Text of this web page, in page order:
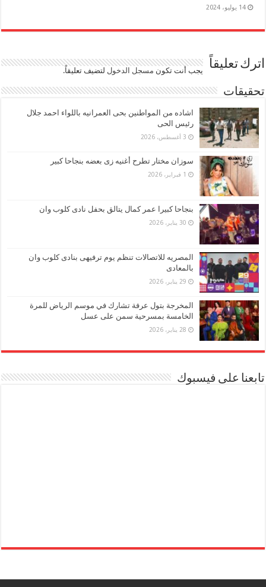
14 يوليو، 2024
اترك تعليقاً يجب أنت تكون مسجل الدخول لتضيف تعليقاً.
تحقيقات
اشاده من المواطنين بحى العمرانيه باللواء احمد جلال
رئيس الحى
3 أغسطس، 2026
سوزان مختار تطرح أغنيه زى بعضه بنجاحا كبير
1 فبراير، 2026
بنجاحا كبيرا عمر كمال يتالق بحفل نادى كلوب وان
30 يناير، 2026
المصريه للاتصالات تنظم يوم ترفيهى بنادى كلوب وان
بالمعادى
29 يناير، 2026
المخرجة بتول عرفة تشارك في موسم الرياض للمرة
الخامسة بمسرحية سمن على عسل
28 يناير، 2026
تابعنا على فيسبوك